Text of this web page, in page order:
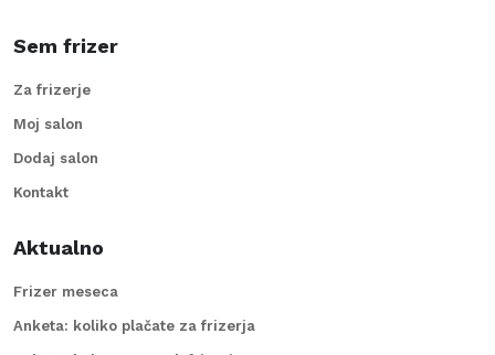
Sem frizer
Za frizerje
Moj salon
Dodaj salon
Kontakt
Aktualno
Frizer meseca
Anketa: koliko plačate za frizerja